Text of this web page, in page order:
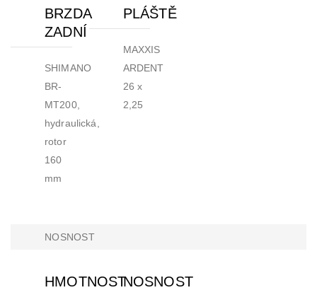
BRZDA
ZADNÍ
SHIMANO
BR-
MT200,
hydraulická,
rotor
160
mm
PLÁŠTĚ
MAXXIS
ARDENT
26 x
2,25
NOSNOST
HMOTNOSTNOSNOST